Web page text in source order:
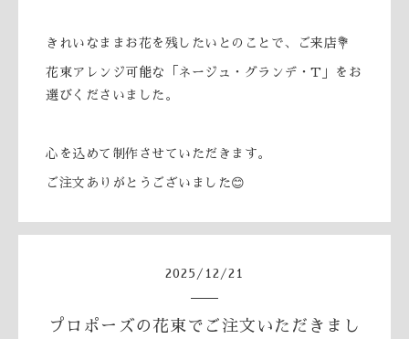
きれいなままお花を残したいとのことで、ご来店💐
花束アレンジ可能な「ネージュ・グランデ・T」をお
選びくださいました。
心を込めて制作させていただきます。
ご注文ありがとうございました😊
2025 / 12 /21
プロポーズの花束でご注文いただきまし